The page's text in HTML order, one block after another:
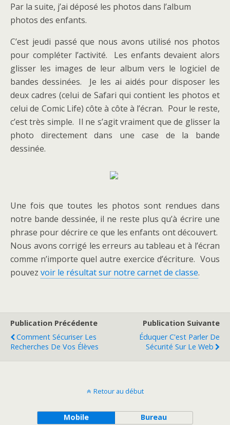
Par la suite, j’ai déposé les photos dans l’album
photos des enfants.
C’est jeudi passé que nous avons utilisé nos photos
pour compléter l’activité. Les enfants devaient alors
glisser les images de leur album vers le logiciel de
bandes dessinées. Je les ai aidés pour disposer les
deux cadres (celui de Safari qui contient les photos et
celui de Comic Life) côte à côte à l’écran. Pour le reste,
c’est très simple. Il ne s’agit vraiment que de glisser la
photo directement dans une case de la bande
dessinée.
Une fois que toutes les photos sont rendues dans
notre bande dessinée, il ne reste plus qu’à écrire une
phrase pour décrire ce que les enfants ont découvert.
Nous avons corrigé les erreurs au tableau et à l’écran
comme n’importe quel autre exercice d’écriture. Vous
pouvez voir le résultat sur notre carnet de classe.
Publication Précédente
Comment Sécuriser Les
Recherches De Vos Élèves
Publication Suivante
Éduquer C'est Parler De
Sécurité Sur Le Web
Retour au début
Mobile Bureau